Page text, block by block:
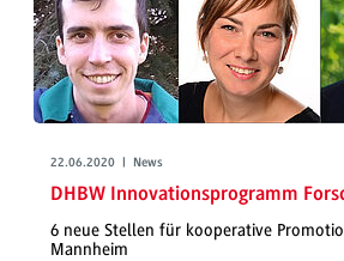
22.06.2020 | News
DHBW Innovationsprogramm
6 neue Stellen für kooperative
Mannheim